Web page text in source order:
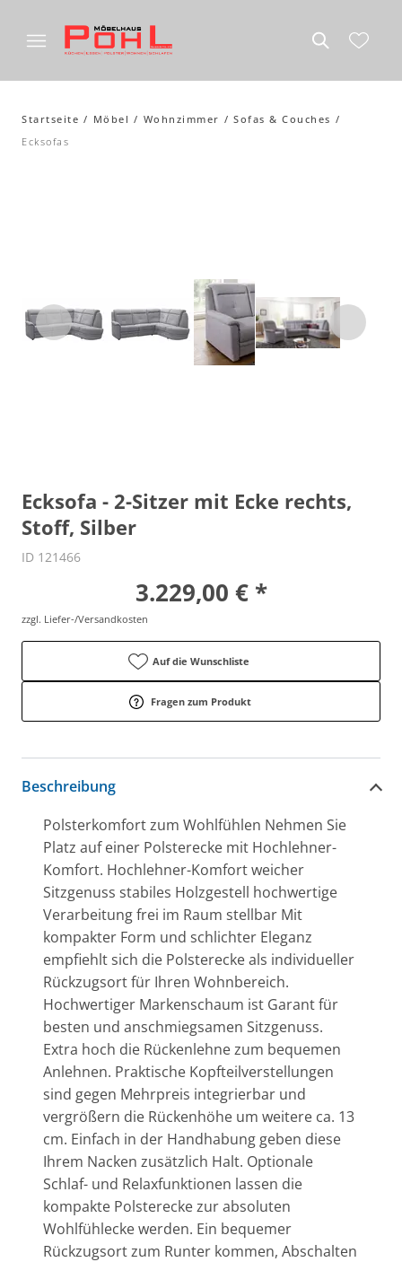
Startseite Möbel Wohnzimmer
Sofas & Couches
Ecksofas
Ecksofa - 2-Sitzer mit Ecke rechts,
Stoff, Silber
ID 121466
3.229,00 € *
zzgl. Liefer-/Versandkosten
Auf die Wunschliste
Fragen zum Produkt
Beschreibung
Polsterkomfort zum Wohlfühlen Nehmen Sie
Platz auf einer Polsterecke mit Hochlehner-
Komfort. Hochlehner-Komfort weicher
Sitzgenuss stabiles Holzgestell hochwertige
Verarbeitung frei im Raum stellbar Mit
kompakter Form und schlichter Eleganz
empfiehlt sich die Polsterecke als individueller
Rückzugsort für Ihren Wohnbereich.
Hochwertiger Markenschaum ist Garant für
besten und anschmiegsamen Sitzgenuss.
Extra hoch die Rückenlehne zum bequemen
Anlehnen. Praktische Kopfteilverstellungen
sind gegen Mehrpreis integrierbar und
vergrößern die Rückenhöhe um weitere ca. 13
cm. Einfach in der Handhabung geben diese
Ihrem Nacken zusätzlich Halt. Optionale
Schlaf- und Relaxfunktionen lassen die
kompakte Polsterecke zur absoluten
Wohlfühlecke werden. Ein bequemer
Rückzugsort zum Runter kommen, Abschalten